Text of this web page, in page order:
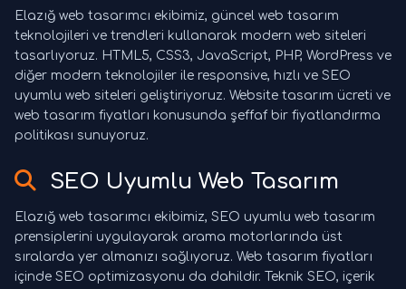
Elazığ web tasarımcı ekibimiz, güncel web tasarım
teknolojileri ve trendleri kullanarak modern web siteleri
tasarlıyoruz. HTML5, CSS3, JavaScript, PHP, WordPress ve
diğer modern teknolojiler ile responsive, hızlı ve SEO
uyumlu web siteleri geliştiriyoruz. Website tasarım ücreti ve
web tasarım fiyatları konusunda şeffaf bir fiyatlandırma
politikası sunuyoruz.
SEO Uyumlu Web Tasarım
Elazığ web tasarımcı ekibimiz, SEO uyumlu web tasarım
prensiplerini uygulayarak arama motorlarında üst
sıralarda yer almanızı sağlıyoruz. Web tasarım fiyatları
içinde SEO optimizasyonu da dahildir. Teknik SEO, içerik